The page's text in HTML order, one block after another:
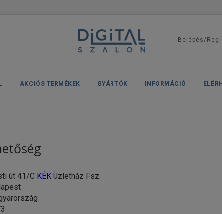
Belépés/
AKCIÓS TERMÉKEK GYÁRTÓK INFORMÁCIÓ
út 41/C KÉKÜzletház Fsz.